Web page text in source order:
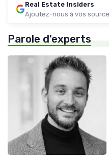
Real Estate Insiders
Ajoutez-nous à vos
Parole d'experts